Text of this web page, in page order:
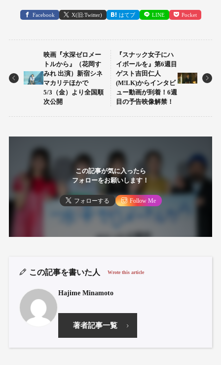
Facebook X(旧:Twitter) はてブ LINE Pocket
映画『水深ゼロメー
トルから』（花岡す
みれ 出演）新宿シネ
マカリテほかで
5/3（金）より全国順
次公開
『スナック女子にハ
イボールを』第6週目
ゲスト吉田仁人
(M!LK)からインタビ
ュー動画が到着！6週
目の予告映像解禁！
この記事が気に入ったら
フォローをお願いします！
フォローする Follow Me
この記事を書いた人 Wrote this article
Hajime Minamoto
著者記事一覧